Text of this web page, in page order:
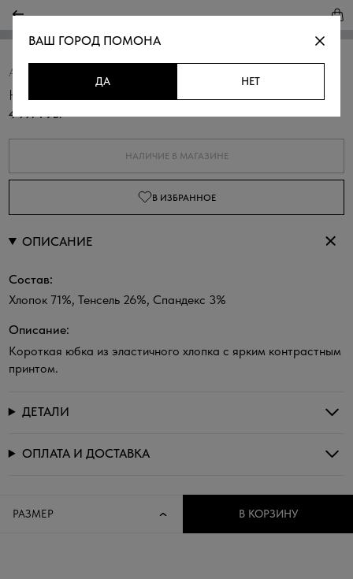
Артикул:
Юбка мини с принтом
4 997 РУБ.
НАЛИЧИЕ В МАГАЗИНЕ
В ИЗБРАННОЕ
ОПИСАНИЕ
Состав:
Хлопок 71%, Тенсель 26%, Спандекс 3%
Описание:
Короткая юбка из эластичного хлопка с ярким контрастным
принтом.
ДЕТАЛИ
ОПЛАТА И ДОСТАВКА
РАЗМЕР В КОРЗИНУ
ВАШ ГОРОД ПОМОНА
ДА НЕТ